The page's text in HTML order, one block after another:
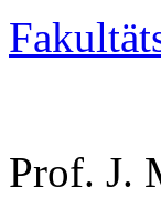
Prof. J.